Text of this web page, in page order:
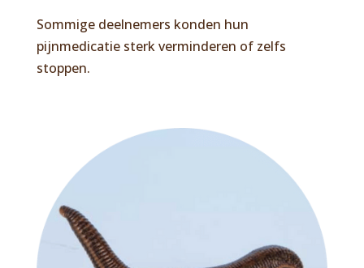
Sommige deelnemers konden hun
pijnmedicatie sterk verminderen of zelfs
stoppen.